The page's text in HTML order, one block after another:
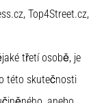
Top4Street.cz,
třetí osobě, je
této skutečnosti